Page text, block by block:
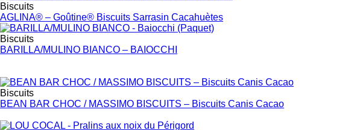
Biscuits
AGLINA® – Goûtine® Biscuits Sarrasin Cacahuètes
Biscuits
BARILLA/MULINO BIANCO – BAIOCCHI
Biscuits
BEAN BAR CHOC / MASSIMO BISCUITS – Biscuits Canis Cacao